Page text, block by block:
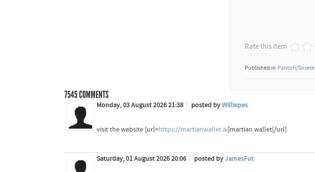
Rate this item
Published in Pantofi/Sosete
7545COMMENTS
Monday, 03 August 2026 21:38 posted byWilliepes
visit the website [url=https://martianwallet.ai]martian wallet[/url]
Saturday, 01 August 2026 20:06 posted byJamesFut